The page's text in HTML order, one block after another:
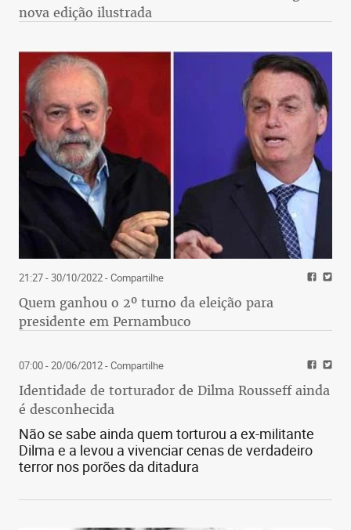
nova edição ilustrada
21:27 - 30/10/2022- Compartilhe
Quem ganhou o 2º turno da eleição para
presidente em Pernambuco
07:00 - 20/06/2012- Compartilhe
Identidade de torturador de Dilma Rousseff ainda
é desconhecida
Não se sabe ainda quem torturou a ex-militante
Dilma e a levou a vivenciar cenas de verdadeiro
terror nos porões da ditadura